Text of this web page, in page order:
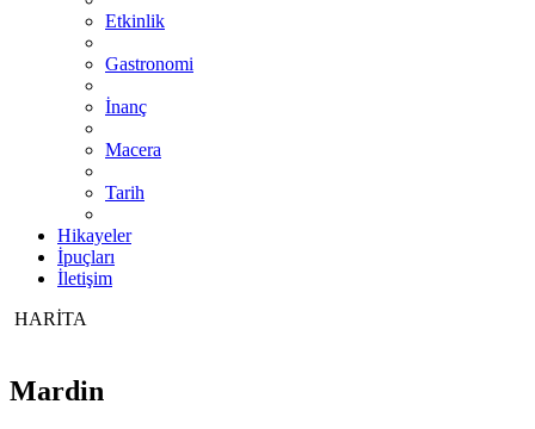
Etkinlik
Gastronomi
İnanç
Macera
Tarih
Hikayeler
İpuçları
İletişim
HARİTA
Mardin